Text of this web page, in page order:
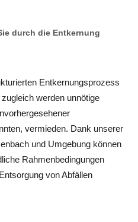
durch die Entkernung
Entkernungsprozess
werden unnötige
vermieden. Dank unserer
und Umgebung können
Rahmenbedingungen
von Abfällen